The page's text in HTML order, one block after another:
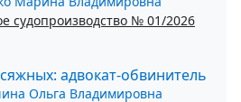
судопроизводство № 01/2026
адвокат-обвинитель
Ольга Владимировна